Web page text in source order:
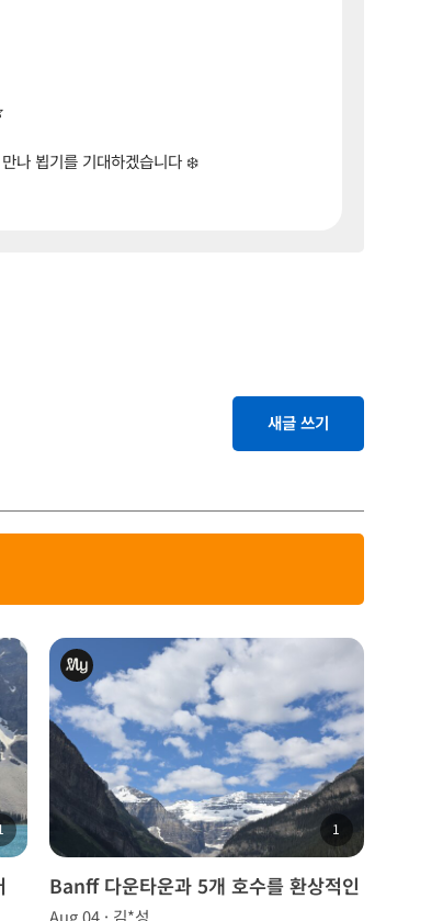
나 뵙기를 기대하겠습니다 ❄️
새글 쓰기
1
Banff 다운타운과 5개 호수를 환상적인
날씨에서 즐길 수 있었어요.
Aug 04 · 김*성